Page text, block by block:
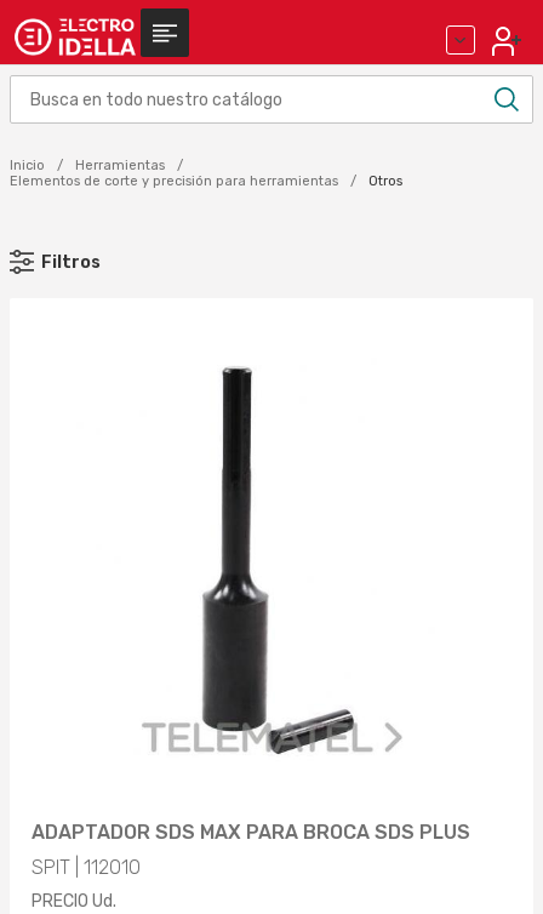
Inicio
Herramientas
Elementos de corte y precisión para herramientas
Otros
Filtros
Aplicar
DETECTOR DE TENSIÓN (1)
LARGO
40MM (2)
ADAPTADOR SDS MAX PARA BROCA SDS PLUS
SPIT | 112010
PRECIO Ud.